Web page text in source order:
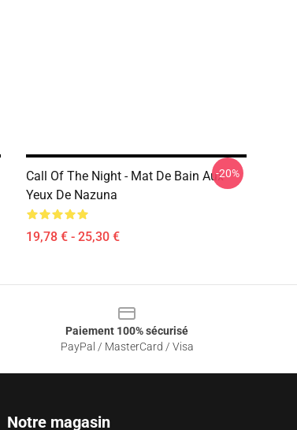
Call Of The Night - Mat De Bain Aux
Yeux De Nazuna
19,78 € - 25,30 €
-20%
Paiement 100% sécurisé
PayPal / MasterCard / Visa
Notre magasin